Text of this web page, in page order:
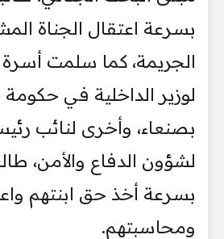
بسرعة اعتقال الجناة
الجريمة، كما سلمت أسرة
لوزير الداخلية في
بصنعاء، وأخرى لنائب
لشؤون الدفاع والأمن،
بسرعة أخذ حق ابنتهم
ومحاسبتهم.